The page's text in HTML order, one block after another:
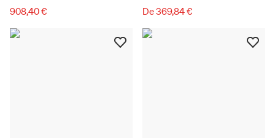
908,40 €
De 369,84 €